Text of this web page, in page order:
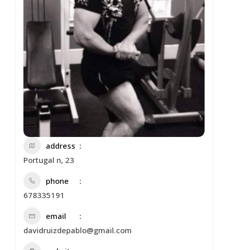
address
Portugal n, 23
phone
678335191
email
davidruizdepablo@gmail.com